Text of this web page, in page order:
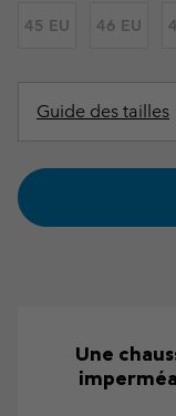
45 EU 46 EU
Guide des tailles
Une